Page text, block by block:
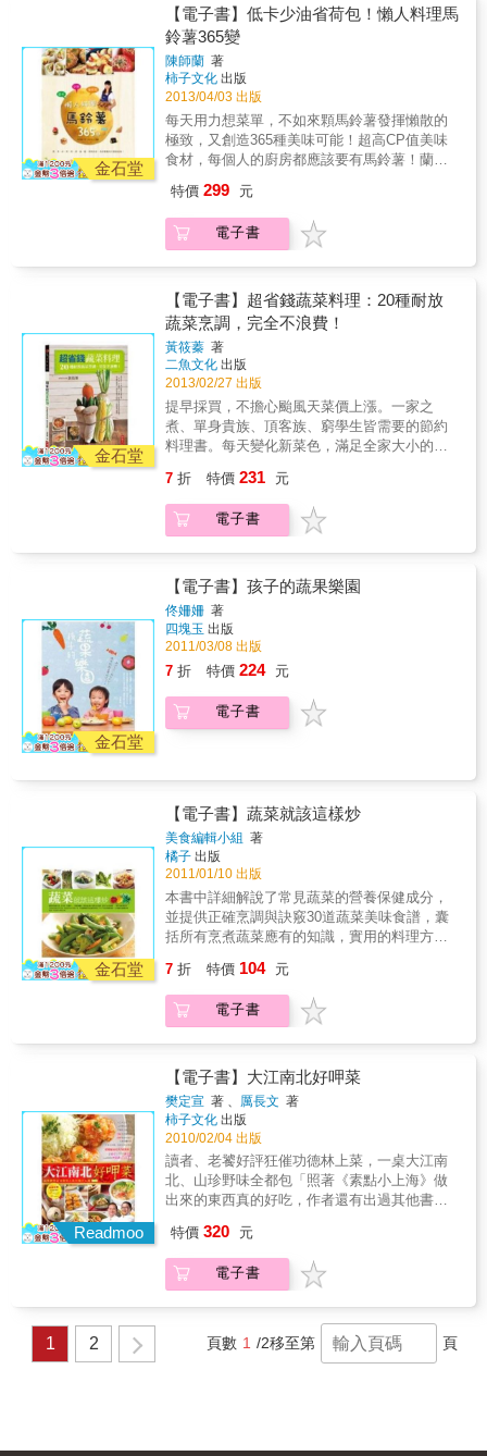
*一看就懂的知識全圖解從挑選、保存、處理到
用法，1500張以上清楚圖解，立刻學會各種蔬
菜的辨別方法及料理秘訣。*新手也能做好菜，
收錄108道美味料理善用蔬菜風味，簡單烹調就
美味。108道最好上手的創意食譜。好吃，就這
麼簡單！
天買不到新鮮葉菜類時，可長期保存的馬鈴薯
絕對是最佳的選擇。◆ 平價方便取得：馬鈴薯
平價又有飽足感，備個幾顆放家裡，省荷包又
可以不挨餓。◆ 料理方式簡單：適合料理新
手，戰勝馬鈴薯就是掌控廚房的第一步啦！◆
風味百吃不厭：馬鈴薯可不只是炸薯條好吃，
適合與各式食材、香草、調味料搭配，料理方
式多變而且充滿驚喜，從主食、輕食、菜餚、
點心、湯品都可，皆有其獨特迷人滋味。◆ 營
養而且低卡：富含維生素B群、維生素C、□、
質蛋白質等；而且──脂肪含量僅0.1%，只要不
下油鍋狠炸，還是熱量超低的減肥聖品！從飽
足主食、下飯好菜、爽口輕食、懶人涼拌，到
要30元上菜還是10分鐘搞定，不論是小孩帶便
當、招待親朋好友，或是犒賞自己吃頓豪華
的，馬鈴薯在手，都可以辦得到！馬鈴薯有這
麼多迷人之處，也難怪蘭姆會想天天吃、餐餐
吃、連點心時間都想吃……這下子問題來了，
再美味的食物都有吃膩的時候，就算蘭姆不
膩，蘭姆身邊的人也會膩，那麼，要怎麼吃才
不會讓身邊的人發現自己其實天天都在吃馬鈴
蔬菜絲】，用墨西哥餅皮捲就成了郊遊餐盒的
餐；用蔬菜或海苔包則是一道清爽小菜；夾大
亨堡就是吃飽吃巧的中餐！◆ 可以吃到滿足果
肉感的【馬鈴薯厚片】，想吃日式的就碳烤一
下佐柚子味噌；想吃下飯的，就蒸熟後鋪上炒
得香香的豆酥；想吃零食時，切薄一點再烤，
就有洋芋片酥脆的口感。◆ 想不到要怎麼料理
就切成【馬鈴薯丁】吧！加杏仁粉和紅豆可變
出幸福甜點；拌成一份馬鈴薯沙拉，填大亨
飽、夾吐司、夾漢堡都OK；和香菇丁、蒟蒻丁
和地瓜粉揉成小丸子再裹上白米拿去蒸，就是
珍珠洋芋丸！◆ 可塑性超強的【馬鈴薯泥】混
進麵糊裡可以做麵包、做馬芬；填入小塔皮裡
塊】，和迷迭香一起泡橄欖油後再烤過，佐咖
哩椒鹽吃，比炸薯條更美味；和蔬菜、薑黃粉
和馬沙拉綜合香料一起拌抄，就變成印度風的
馬鈴薯咖哩！◆ 馬鈴薯切塊切絲切丁都懶的
你，就【整顆馬鈴薯】直接料理吧！先蒸熟，
剖開填入餡料鋪上乳酪絲，再送烤箱烤，就是
夜市美味──「起司烤馬鈴薯」的懶人變化版。
持蘭姆一貫的「美食任性法則」，帶給大家簡
鬆隨性的懶人做法、健康少油的營養搭配、好
用詳細的步驟圖解，持續帶你一起「能一個動
作完成就絕不會多動一根手指頭」料理馬鈴
薯！多點玩心、少點繁複細節，馬鈴薯讓料理
新手有成就感，讓獨身貴族可以愜意享受美
味，讓家庭煮婦（夫）能和家人分享美食，讓
做菜不再只是每天的例行公事！本書特色◎
【馬鈴薯控必知、省錢料理必備、老喊著沒時
間煮飯做菜的人必讀】→將健康、平價且容易
購得的馬鈴薯，輕鬆、簡單地變身為時尚、美
味的懶人料理。→薯塊、薯條、洋芋絲、洋芋
丁到薯泥，有的甚至帶皮料理；蒸、煮、烤、
滷、煎、炒、燉、涼拌……，馬鈴薯完整運用
示範不浪費。→只要簡單的器具、簡短的時間
就能完成平價又好吃的料理。不論是辛苦上班
婦，都能成為懶人界的特級廚師，做出自己吃
了都會感動流淚的美味料理！◎ 【超值划算：
內容豐富變化多，一本食譜抵多本】→50道馬
金石堂
【電子書】低卡少油省荷包！懶人料理馬
鈴薯365變
陳師蘭 著
柿子文化 出版
2013/04/03 出版
每天用力想菜單，不如來顆馬鈴薯發揮懶散的
極致，又創造365種美味可能！超高CP值美味
食材，每個人的廚房都應該要有馬鈴薯！蘭姆
的瘋狂熱愛──據說已達「只要幾天不見她，就
彷彿身邊缺少了什麼，每次見到她，眼光就再
也難以離開，只想緊握住她，將她變成生命的
天買不到新鮮葉菜類時，可長期保存的馬鈴薯
絕對是最佳的選擇。◆ 平價方便取得：馬鈴薯
平價又有飽足感，備個幾顆放家裡，省荷包又
可以不挨餓。◆ 料理方式簡單：適合料理新
手，戰勝馬鈴薯就是掌控廚房的第一步啦！◆
風味百吃不厭：馬鈴薯可不只是炸薯條好吃，
適合與各式食材、香草、調味料搭配，料理方
式多變而且充滿驚喜，從主食、輕食、菜餚、
點心、湯品都可，皆有其獨特迷人滋味。◆ 營
養而且低卡：富含維生素B群、維生素C、□、
質蛋白質等；而且──脂肪含量僅0.1%，只要不
下油鍋狠炸，還是熱量超低的減肥聖品！從飽
足主食、下飯好菜、爽口輕食、懶人涼拌，到
要30元上菜還是10分鐘搞定，不論是小孩帶便
當、招待親朋好友，或是犒賞自己吃頓豪華
的，馬鈴薯在手，都可以辦得到！馬鈴薯有這
麼多迷人之處，也難怪蘭姆會想天天吃、餐餐
吃、連點心時間都想吃……這下子問題來了，
膩，蘭姆身邊的人也會膩，那麼，要怎麼吃才
不會讓身邊的人發現自己其實天天都在吃馬鈴
美味輕食；用蛋餅皮或潤餅皮捲可以當營養早
餐；用蔬菜或海苔包則是一道清爽小菜；夾大
亨堡就是吃飽吃巧的中餐！◆ 可以吃到滿足果
肉感的【馬鈴薯厚片】，想吃日式的就碳烤一
下佐柚子味噌；想吃下飯的，就蒸熟後鋪上炒
得香香的豆酥；想吃零食時，切薄一點再烤，
就有洋芋片酥脆的口感。◆ 想不到要怎麼料理
就切成【馬鈴薯丁】吧！加杏仁粉和紅豆可變
出幸福甜點；拌成一份馬鈴薯沙拉，填大亨
飽、夾吐司、夾漢堡都OK；和香菇丁、蒟蒻丁
珍珠洋芋丸！◆ 可塑性超強的【馬鈴薯泥】混
進麵糊裡可以做麵包、做馬芬；填入小塔皮裡
再烤一烤就是小巧可愛的馬鈴薯泥塔；想要展
吉（馬鈴薯雞塊）。◆ 大家都愛的【馬鈴薯
塊】，和迷迭香一起泡橄欖油後再烤過，佐咖
哩椒鹽吃，比炸薯條更美味；和蔬菜、薑黃粉
和馬沙拉綜合香料一起拌抄，就變成印度風的
馬鈴薯咖哩！◆ 馬鈴薯切塊切絲切丁都懶的
你，就【整顆馬鈴薯】直接料理吧！先蒸熟，
剖開填入餡料鋪上乳酪絲，再送烤箱烤，就是
《低卡少油省荷包！懶人料理馬鈴薯365變》維
持蘭姆一貫的「美食任性法則」，帶給大家簡
單、乾脆和自由變化的各式馬鈴薯菜單，用輕
鬆隨性的懶人做法、健康少油的營養搭配、好
作完成就絕不會多動一根手指頭」料理馬鈴
薯！多點玩心、少點繁複細節，馬鈴薯讓料理
間煮飯做菜的人必讀】→將健康、平價且容易
特價 299 元
電子書
金石堂
【電子書】超省錢蔬菜料理：20種耐放
蔬菜烹調，完全不浪費！
黃筱蓁 著
二魚文化 出版
2013/02/27 出版
提早採買，不擔心颱風天菜價上漲。一家之
煮、單身貴族、頂客族、窮學生皆需要的節約
料理書。每天變化新菜色，滿足全家大小的胃
讓廚房世界變得更有趣！物價一直漲，只聽到
往上沒往下，但荷包總是沒增反減，許多人常
抱怨一張千元鈔票到市場採買，沒買到多少食
省錢，亦能烹調出一桌色香味俱全、營養滿滿
的菜餚。你是否曾發現本來計劃好好與家人享
受飯菜香，而準備開始烹調時，才發現剛買回
來的蔬菜還沒用就已經發黃、腐爛了，不僅佔
用冰箱空間而且傷了荷包。為了幫忙碌工作或
單身，無法天天下廚者解決蔬菜買了用不完的
煩惱。於是本書挑選了20種適合久放的蔬菜來
變化料理，甚至也能做出不可置信的簡易點
麗菜、白菜、洋蔥、蕃茄、甜椒、青椒、西洋
書特色1. 步驟圖教學，深入淺出描述烹調技
巧。2. 提早採買，不擔心颱風天菜價上漲。3.
一家之煮、單身貴族、頂客族、窮學生都需要
的節約料理書。4. 每天變化新菜色，滿足全家
大小的胃口，吃得營養又健康。5. 善用鍋具省
時且省力，讓廚房世界變得更有趣！
7 折 特價 231 元
電子書
金石堂
【電子書】孩子的蔬果樂園
佟姍姍 著
四塊玉 出版
2011/03/08 出版
7 折 特價 224 元
電子書
金石堂
【電子書】蔬菜就該這樣炒
美食編輯小組 著
橘子 出版
2011/01/10 出版
本書中詳細解說了常見蔬菜的營養保健成分，
並提供正確烹調與訣竅30道蔬菜美味食譜，囊
括所有烹煮蔬菜應有的知識，實用的料理方法
7 折 特價 104 元
電子書
Readmoo
【電子書】大江南北好呷菜
樊定宣 著 、 厲長文 著
柿子文化 出版
2010/02/04 出版
讀者、老饕好評狂催功德林上菜，一桌大江南
北、山珍野味全都包「照著《素點小上海》做
出來的東西真的好吃，作者還有出過其他書
啊請問今年到底會不會出？」 自功德林樊
定宣大廚的第一本美味祕笈《素點小上海》出
版以來，因為食譜的成功率和美味度都超級
一刻了……睽別四年，不斷自我進修深造，跑
遍香港、中國各地，融會貫通各家之長的樊定
特價 320 元
電子書
1 2 頁數 1 /2移至第 頁